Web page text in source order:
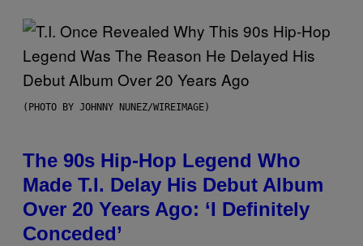
(PHOTO BY JOHNNY NUNEZ/WIREIMAGE)
The 90s Hip-Hop Legend Who
Made T.I. Delay His Debut Album
Over 20 Years Ago: ‘I Definitely
Conceded’